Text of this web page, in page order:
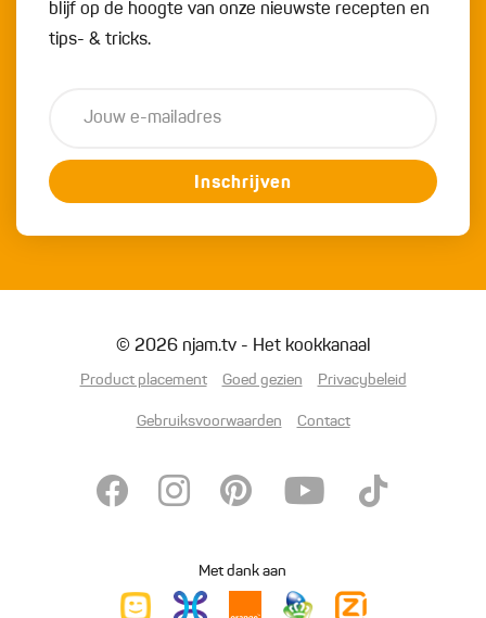
blijf op de hoogte van onze nieuwste recepten en
tips- & tricks.
Inschrijven
© 2026 njam.tv - Het kookkanaal
Product placement Goed gezien Privacybeleid
Gebruiksvoorwaarden Contact
Met dank aan